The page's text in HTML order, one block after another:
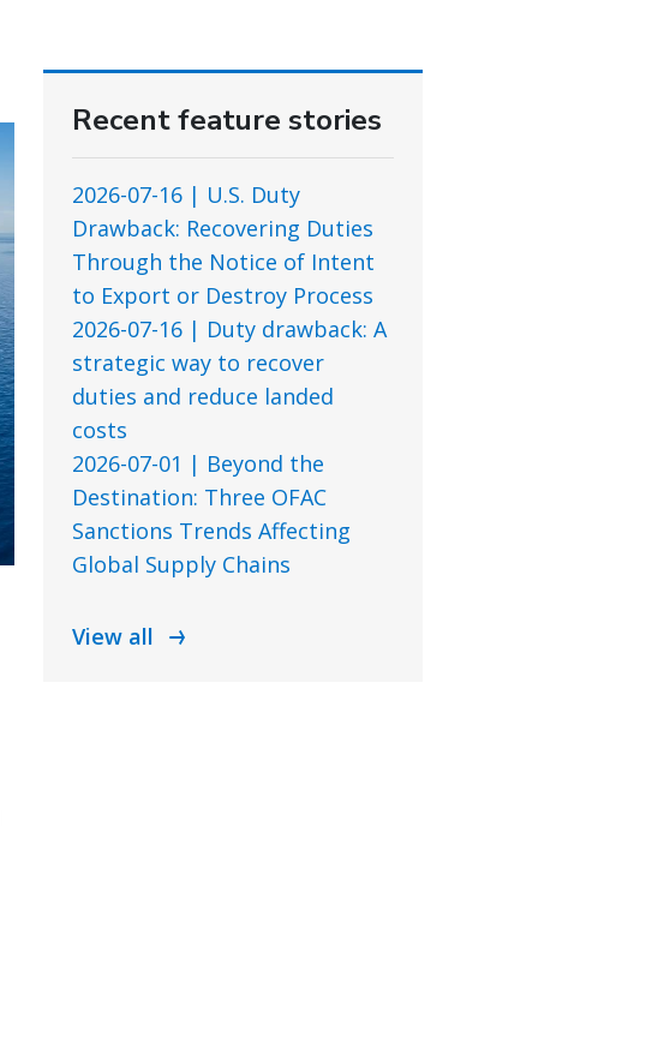
Recent feature stories
2026-07-16 | U.S. Duty
Drawback: Recovering Duties
Through the Notice of Intent
to Export or Destroy Process
2026-07-16 | Duty drawback: A
strategic way to recover
duties and reduce landed
costs
2026-07-01 | Beyond the
Destination: Three OFAC
Sanctions Trends Affecting
Global Supply Chains
View all